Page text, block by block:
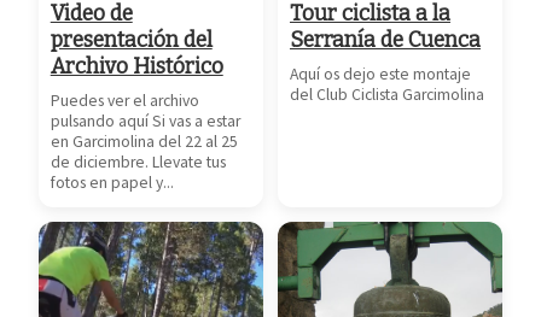
Video de
presentación del
Archivo Histórico
Puedes ver el archivo
pulsando aquí Si vas a estar
en Garcimolina del 22 al 25
de diciembre. Llevate tus
fotos en papel y...
Tour ciclista a la
Serranía de Cuenca
Aquí os dejo este montaje
del Club Ciclista Garcimolina